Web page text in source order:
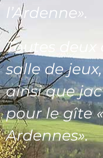
l’Ardenne».
Toutes
salle de
ainsi que
pour le gîte
Ardennes».